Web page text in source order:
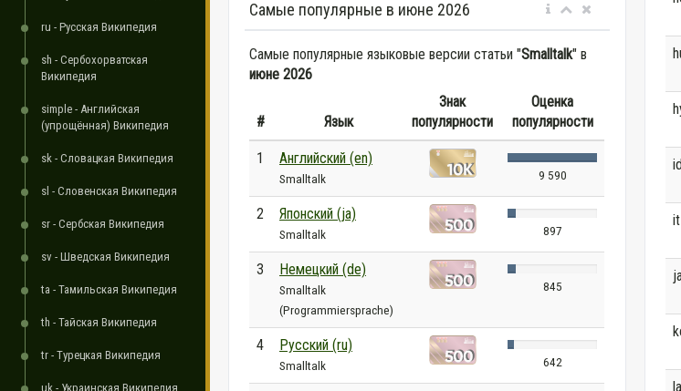
ru - Русская Википедия
sh - Сербохорватская
Википедия
simple - Английская
(упрощённая) Википедия
sk - Словацкая Википедия
sl - Словенская Википедия
sr - Сербская Википедия
sv - Шведская Википедия
ta - Тамильская Википедия
th - Тайская Википедия
tr - Турецкая Википедия
uk - Украинская Википедия
Самые популярные в июне 2026
Самые популярные языковые версии статьи "Smalltalk" в
июне 2026
# Язык
Знак
популярности
Оценка
популярности
1 Английский (en)
Smalltalk 9 590
2 Японский (ja)
Smalltalk 897
3 Немецкий (de)
Smalltalk
(Programmiersprache)
845
4 Русский (ru)
Smalltalk 642
id
it
la